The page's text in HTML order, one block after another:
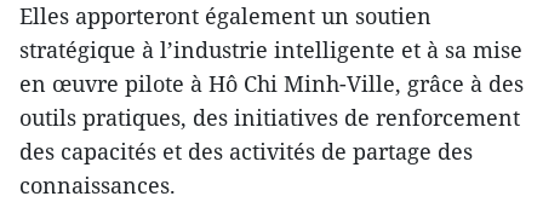
Elles apporteront également un soutien
stratégique à l’industrie intelligente et à sa mise
en œuvre pilote à Hô Chi Minh-Ville, grâce à des
outils pratiques, des initiatives de renforcement
des capacités et des activités de partage des
connaissances.